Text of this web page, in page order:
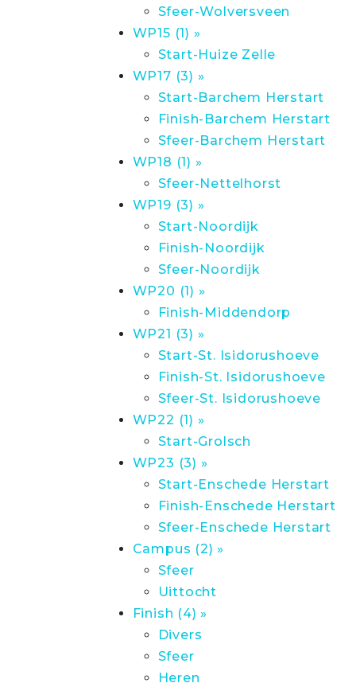
Sfeer-Wolversveen
WP15 (1) »
Start-Huize Zelle
WP17 (3) »
Start-Barchem Herstart
Finish-Barchem Herstart
Sfeer-Barchem Herstart
WP18 (1) »
Sfeer-Nettelhorst
WP19 (3) »
Start-Noordijk
Finish-Noordijk
Sfeer-Noordijk
WP20 (1) »
Finish-Middendorp
WP21 (3) »
Start-St. Isidorushoeve
Finish-St. Isidorushoeve
Sfeer-St. Isidorushoeve
WP22 (1) »
Start-Grolsch
WP23 (3) »
Start-Enschede Herstart
Finish-Enschede Herstart
Sfeer-Enschede Herstart
Campus (2) »
Sfeer
Uittocht
Finish (4) »
Divers
Sfeer
Heren